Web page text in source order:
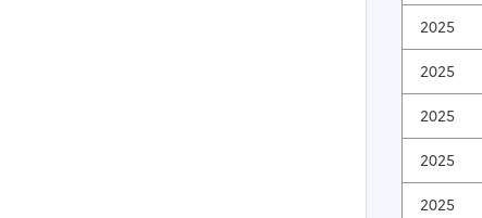
2025
2025
2025
2025
2025